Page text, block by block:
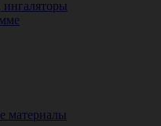
материалы